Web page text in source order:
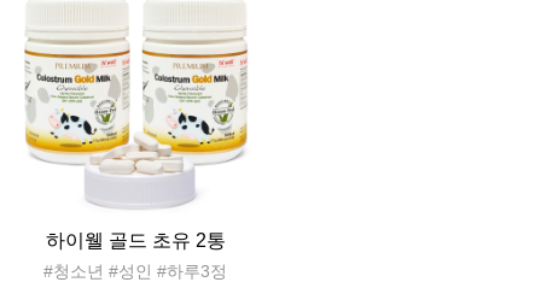
하이웰 골드 초유 2통
#청소년 #성인 #하루3정